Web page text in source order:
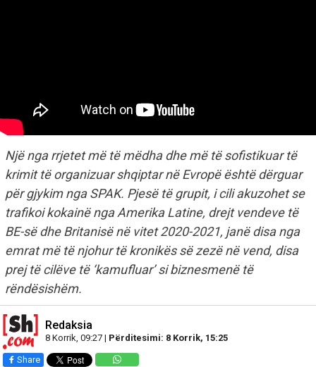
Një nga rrjetet më të mëdha dhe më të sofistikuar të
krimit të organizuar shqiptar në Evropë është dërguar
për gjykim nga SPAK. Pjesë të grupit, i cili akuzohet se
trafikoi kokainë nga Amerika Latine, drejt vendeve të
BE-së dhe Britanisë në vitet 2020-2021, janë disa nga
emrat më të njohur të kronikës së zezë në vend, disa
prej të cilëve të ‘kamufluar’ si biznesmenë të
rëndësishëm.
Redaksia
8 Korrik, 09:27 | Përditesimi: 8 Korrik, 15:25
Share